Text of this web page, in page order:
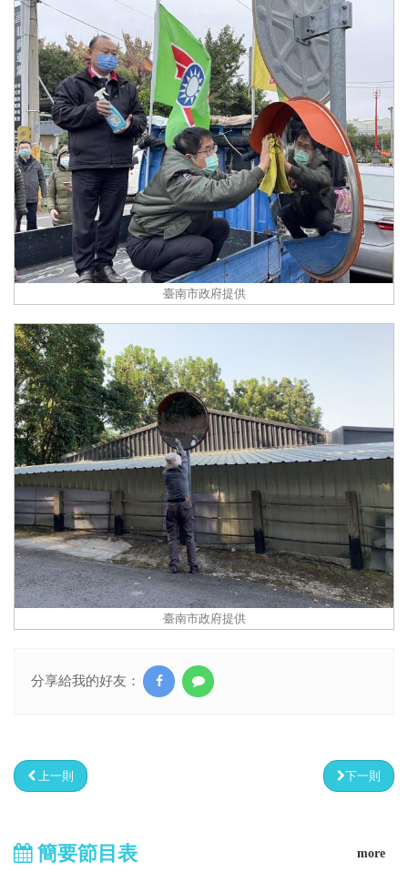
臺南市政府提供
臺南市政府提供
分享給我的好友：
上一則 下一則
簡要節目表 more